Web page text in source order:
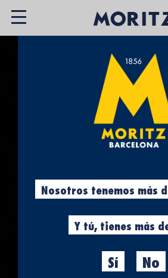
Nosotros tenemos más
Y tú, tienes más
Sí No